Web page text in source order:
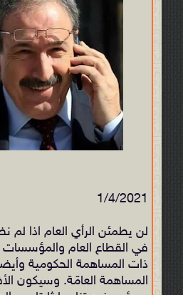
1/4/2021
لن يطمئن الرأي العام اذا لم
في القطاع العام والمؤسسات
ذات المساهمة الحكومية
المساهمة العامّة. وسيكون